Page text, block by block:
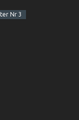
Nr 3